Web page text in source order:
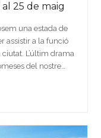
al 25 de maig
una estada de
assistir a la funció
ciutat. L’últim drama
del nostre…